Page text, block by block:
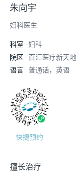
朱向宇
妇科医生
科室 妇科
院区 百汇医疗新天
语言 普通话，英语
快捷预约
擅长治疗